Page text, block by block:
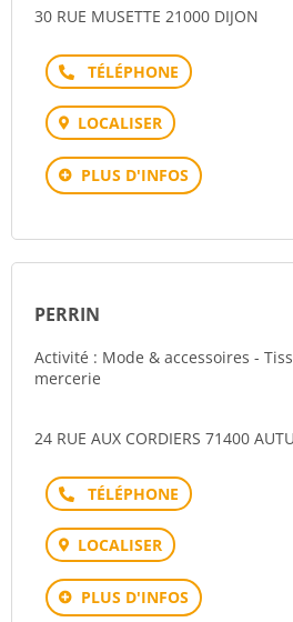
30 RUE MUSETTE 21000 DIJON
Téléphone
LOCALISER
PLUS D'INFOS
PERRIN
Activité : Mode & accessoires -
mercerie
24 RUE AUX CORDIERS 71400
Téléphone
LOCALISER
PLUS D'INFOS